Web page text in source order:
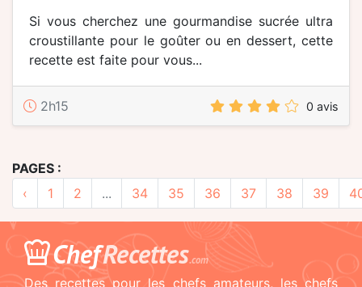
Si vous cherchez une gourmandise sucrée ultra
croustillante pour le goûter ou en dessert, cette
recette est faite pour vous...
2h15 0 avis
PAGES :
‹
1 2 ... 34 35 36 37 38 39
ChefRecettes.com
Des recettes pour les chefs amateurs, les chefs